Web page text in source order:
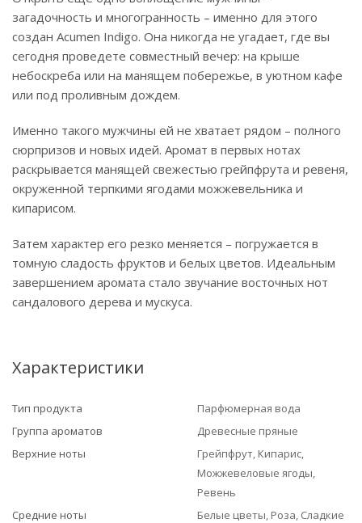
загадочность и многогранность – именно для этого
создан Acumen Indigo. Она никогда не угадает, где вы
сегодня проведете совместный вечер: на крыше
небоскреба или на манящем побережье, в уютном кафе
или под проливным дождем.
Именно такого мужчины ей не хватает рядом – полного
сюрпризов и новых идей. Аромат в первых нотах
раскрывается манящей свежестью грейпфрута и ревеня,
окруженной терпкими ягодами можжевельника и
кипарисом.
Затем характер его резко меняется – погружается в
томную сладость фруктов и белых цветов. Идеальным
завершением аромата стало звучание восточных нот
сандалового дерева и мускуса.
Характеристики
Тип продукта
Парфюмерная вода
Группа ароматов
Древесные пряные
Верхние ноты
Грейпфрут, Кипарис,
Можжевеловые ягоды,
Ревень
Средние ноты
Белые цветы, Роза, Сладкие